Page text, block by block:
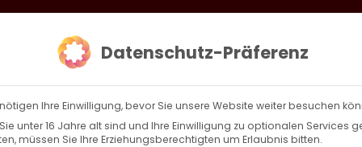
Datenschutz-Präferenz
Ihre Einwilligung, bevor Sie unsere Website weiter besuchen
unter 16 Jahre alt sind und Ihre Einwilligung zu optionalen Services
müssen Sie Ihre Erziehungsberechtigten um Erlaubnis bitten.